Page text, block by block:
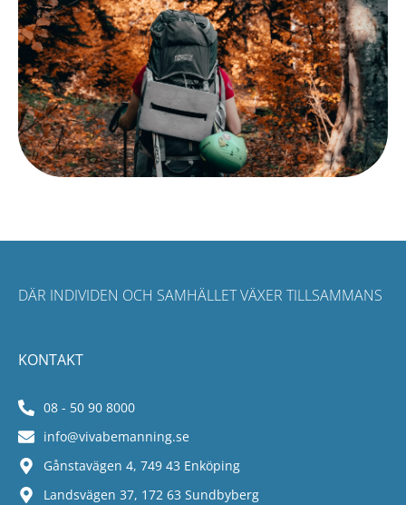
DÄR INDIVIDEN OCH SAMHÄLLET VÄXER TILLSAMMANS
KONTAKT
08 - 50 90 8000
info@vivabemanning.se
Gånstavägen 4, 749 43 Enköping
Landsvägen 37, 172 63 Sundbyberg